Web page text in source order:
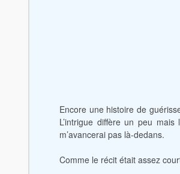
Encore une histoire de
L’intrigue diffère un peu
m’avancerai pas là-dedans.
Comme le récit était assez